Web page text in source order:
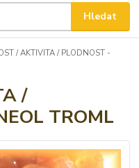
Hledat
/ AKTIVITA / PLODNOST -
/
TROML